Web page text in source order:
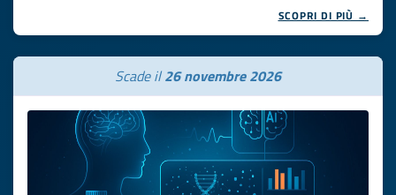
SCOPRI DI PIÙ →
Scade il26 novembre 2026